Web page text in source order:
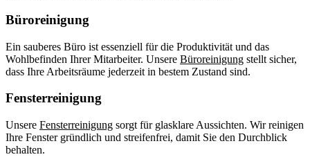
Büroreinigung
Ein sauberes Büro ist essenziell für die Produktivität und das
Wohlbefinden Ihrer Mitarbeiter. Unsere Büroreinigung stellt sicher,
dass Ihre Arbeitsräume jederzeit in bestem Zustand sind.
Fensterreinigung
Unsere Fensterreinigung sorgt für glasklare Aussichten. Wir reinigen
Ihre Fenster gründlich und streifenfrei, damit Sie den Durchblick
behalten.